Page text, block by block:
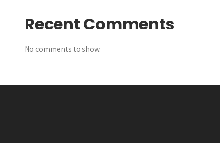
Recent Comments
No comments to show.